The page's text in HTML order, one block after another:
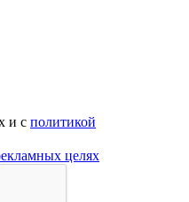
и с политикой
целях